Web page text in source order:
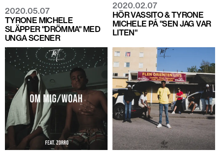
2020.05.07
TYRONE MICHELE
SLÄPPER "DRÖMMA" MED
UNGA SCENER
2020.02.07
HÖR VASSITO & TYRONE
MICHELE PÅ "SEN JAG VAR
LITEN"